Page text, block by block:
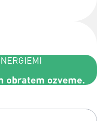
obratem ozveme.